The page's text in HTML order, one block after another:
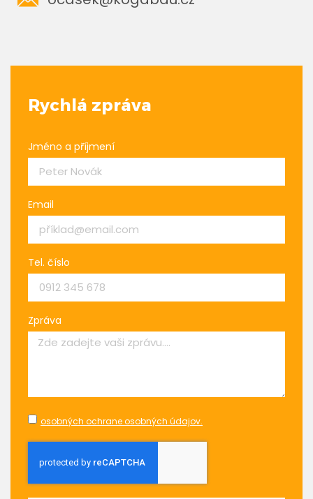
Rychlá zpráva
Jméno a příjmení
Email
Tel. číslo
Zpráva
osobných ochrane osobných údajov.